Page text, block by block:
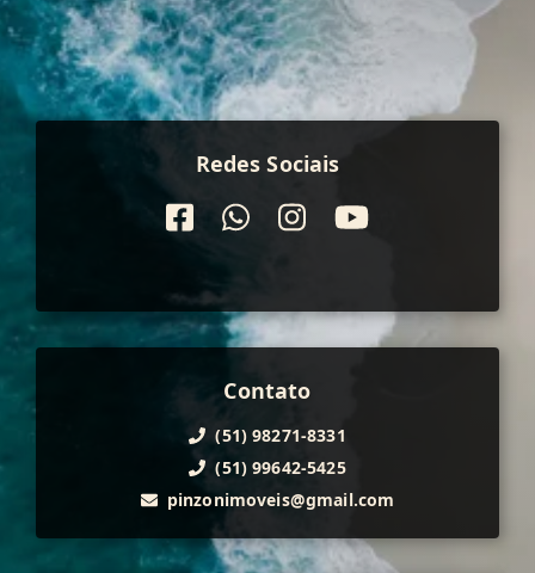
Redes Sociais
Contato
(51) 98271-8331
(51) 99642-5425
pinzonimoveis@gmail.com